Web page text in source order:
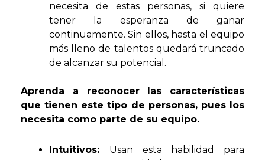
necesita de estas personas, si quiere
tener la esperanza de ganar
continuamente. Sin ellos, hasta el equipo
más lleno de talentos quedará truncado
de alcanzar su potencial.
Aprenda a reconocer las características
que tienen este tipo de personas, pues los
necesita como parte de su equipo.
Intuitivos:
Usan esta habilidad para